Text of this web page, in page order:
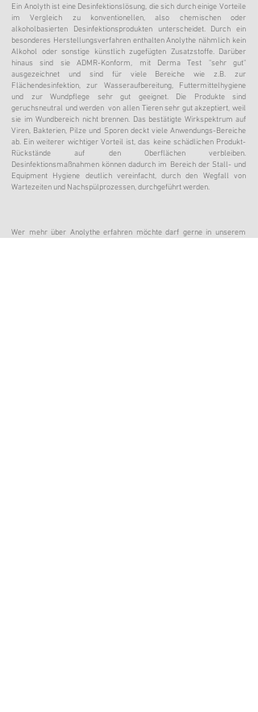
Ein Anolyth ist eine Desinfektionslösung, die sich durch einige Vorteile
im Vergleich zu konventionellen, also chemischen oder
alkoholbasierten Desinfektionsprodukten unterscheidet. Durch ein
besonderes Herstellungsverfahren enthalten Anolythe nähmlich kein
Alkohol oder sonstige künstlich zugefügten Zusatzstoffe. Darüber
hinaus sind sie ADMR-Konform, mit Derma Test "sehr gut"
ausgezeichnet und sind für viele Bereiche wie z.B. zur
Flächendesinfektion, zur Wasseraufbereitung, Futtermittelhygiene
und zur Wundpflege sehr gut geeignet. Die Produkte sind
geruchsneutral und werden von allen Tieren sehr gut akzeptiert, weil
sie im Wundbereich nicht brennen. Das bestätigte Wirkspektrum auf
Viren, Bakterien, Pilze und Sporen deckt viele Anwendungs-Bereiche
ab. Ein weiterer wichtiger Vorteil ist, das keine schädlichen Produkt-
Rückstände auf den Oberflächen verbleiben.
Desinfektionsmaßnahmen können dadurch im Bereich der Stall- und
Equipment Hygiene deutlich vereinfacht, durch den Wegfall von
Wartezeiten und Nachspülprozessen, durchgeführt werden.
Wer mehr über Anolythe erfahren möchte darf gerne in unserem